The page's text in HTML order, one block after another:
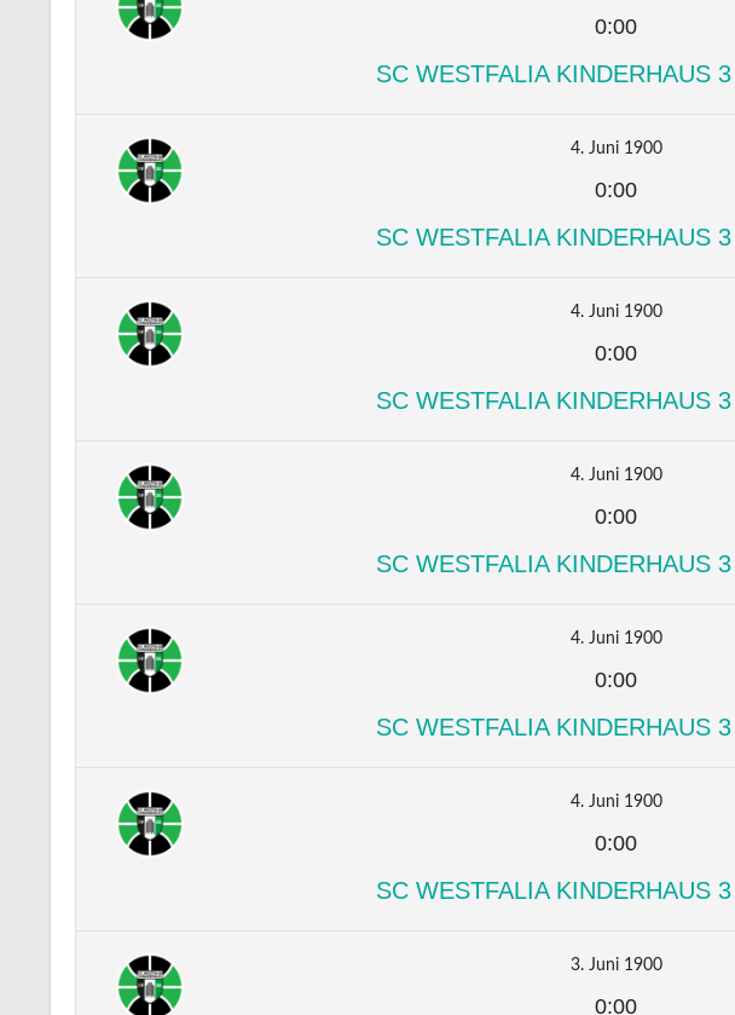
0:00
SC WESTFALIA KINDERHAUS 3
4. Juni 1900
0:00
SC WESTFALIA KINDERHAUS 3
4. Juni 1900
0:00
SC WESTFALIA KINDERHAUS 3
4. Juni 1900
0:00
SC WESTFALIA KINDERHAUS 3
4. Juni 1900
0:00
SC WESTFALIA KINDERHAUS 3
4. Juni 1900
0:00
SC WESTFALIA KINDERHAUS 3
3. Juni 1900
0:00